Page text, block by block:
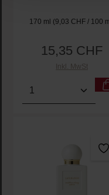
170 ml (9,03 CHF / 100
Regulärer
15,35 CHF
Inkl. MwSt
Produkt Anzahl: